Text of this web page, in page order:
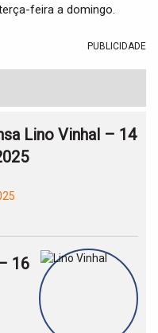
feira a domingo.
PUBLICIDADE
Lino Vinhal – 14
16